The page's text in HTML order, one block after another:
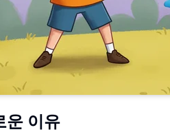
운 이유